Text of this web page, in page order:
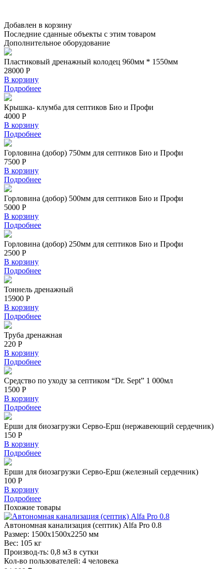
Добавлен в корзину
Последние сданные объекты с этим товаром
Дополнительное оборудование
Пластиковый дренажный колодец 960мм * 1550мм
28000 Р
В корзину
Подробнее
Крышка- клумба для септиков Био и Профи
4000 Р
В корзину
Подробнее
Горловина (добор) 750мм для септиков Био и Профи
7500 Р
В корзину
Подробнее
Горловина (добор) 500мм для септиков Био и Профи
5000 Р
В корзину
Подробнее
Горловина (добор) 250мм для септиков Био и Профи
2500 Р
В корзину
Подробнее
Тоннель дренажный
15900 Р
В корзину
Подробнее
Труба дренажная
220 Р
В корзину
Подробнее
Средство по уходу за септиком “Dr. Sept” 1 000мл
1500 Р
В корзину
Подробнее
Ерши для биозагрузки Серво-Ерш (нержавеющий сердечник)
150 Р
В корзину
Подробнее
Ерши для биозагрузки Серво-Ерш (железный сердечник)
100 Р
В корзину
Подробнее
Похожие товары
Автономная канализация (септик) Alfa Pro 0.8
Размер: 1500x1500x2250 мм
Вес: 105 кг
Производ-ть: 0,8 м3 в сутки
Кол-во пользователей: 4 человека